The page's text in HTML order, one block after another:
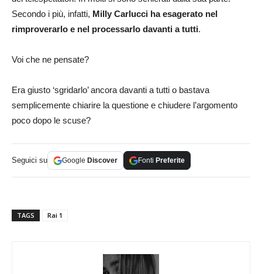
Secondo i più, infatti, Milly Carlucci ha esagerato nel
rimproverarlo e nel processarlo davanti a tutti.
Voi che ne pensate?
Era giusto ‘sgridarlo’ ancora davanti a tutti o bastava
semplicemente chiarire la questione e chiudere l’argomento
poco dopo le scuse?
Seguici su Google Discover Fonti Preferite
TAGS Rai 1